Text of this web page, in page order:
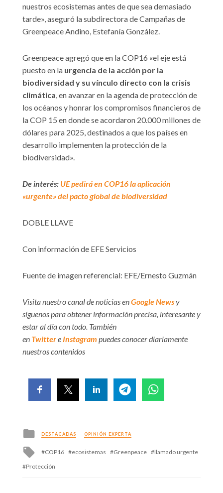
nuestros ecosistemas antes de que sea demasiado
tarde», aseguró la subdirectora de Campañas de
Greenpeace Andino, Estefanía González.
Greenpeace agregó que en la COP16 «el eje está
puesto en la urgencia de la acción por la
biodiversidad y su vínculo directo con la crisis
climática, en avanzar en la agenda de protección de
los océanos y honrar los compromisos financieros de
la COP 15 en donde se acordaron 20.000 millones de
dólares para 2025, destinados a que los países en
desarrollo implementen la protección de la
biodiversidad».
De interés: UE pedirá en COP16 la aplicación
«urgente» del pacto global de biodiversidad
DOBLE LLAVE
Con información de EFE Servicios
Fuente de imagen referencial: EFE/Ernesto Guzmán
Visita nuestro canal de noticias enGoogle Newsy
síguenos para obtener información precisa, interesante y
estar al día con todo. También
en Twittere Instagram puedes conocer diariamente
nuestros contenidos
Posted
in
DESTACADAS OPINIÓN EXPERTA
Tagged
COP16 ecosistemas Greenpeace
llamado urgente
Protección